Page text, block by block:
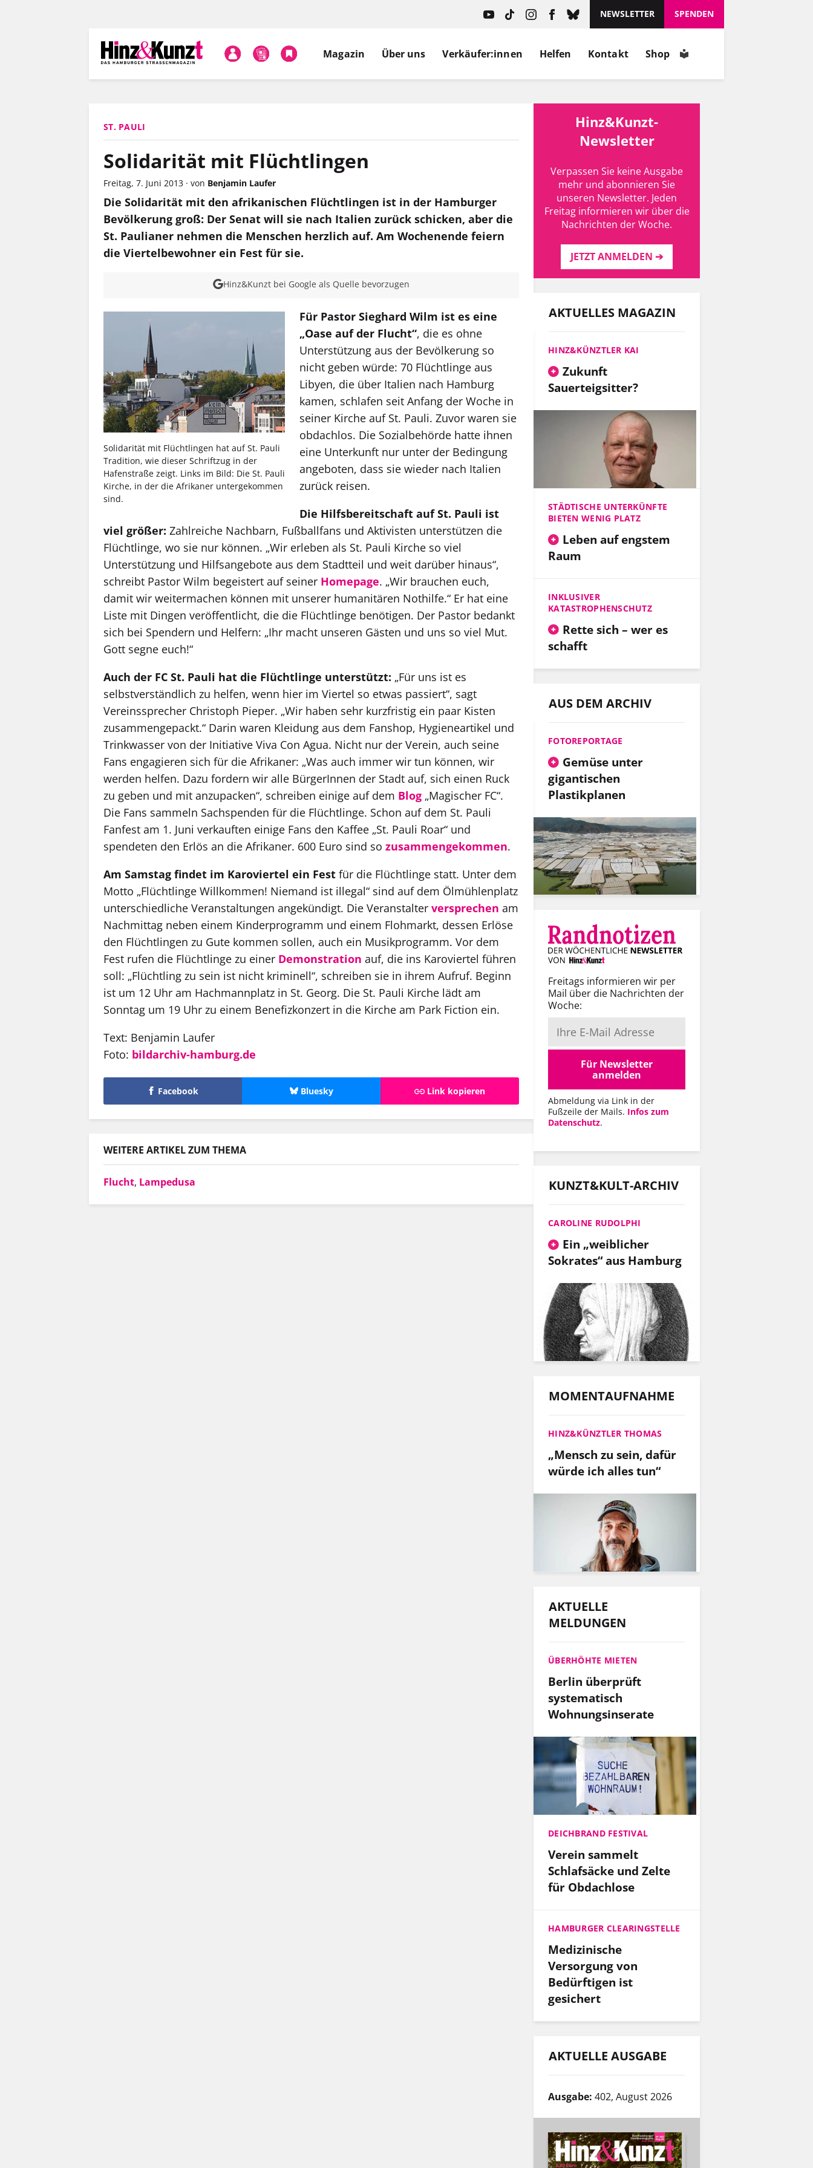
NEWSLETTER SPENDEN
Magazin Über uns Verkäufer:innen Helfen Kontakt Shop
ST. PAULI
Solidarität mit Flüchtlingen
Freitag, 7. Juni 2013 · von Benjamin Laufer
Die Solidarität mit den afrikanischen Flüchtlingen ist in der Hamburger
Bevölkerung groß: Der Senat will sie nach Italien zurück schicken, aber die
St. Paulianer nehmen die Menschen herzlich auf. Am Wochenende feiern
die Viertelbewohner ein Fest für sie.
Hinz&Kunzt bei Google als Quelle bevorzugen
Solidarität mit Flüchtlingen hat auf St. Pauli
Tradition, wie dieser Schriftzug in der
Hafenstraße zeigt. Links im Bild: Die St. Pauli
Kirche, in der die Afrikaner untergekommen
sind.
Für Pastor Sieghard Wilm ist es eine
„Oase auf der Flucht“, die es ohne
Unterstützung aus der Bevölkerung so
nicht geben würde: 70 Flüchtlinge aus
Libyen, die über Italien nach Hamburg
kamen, schlafen seit Anfang der Woche in
seiner Kirche auf St. Pauli. Zuvor waren sie
obdachlos. Die Sozialbehörde hatte ihnen
eine Unterkunft nur unter der Bedingung
angeboten, dass sie wieder nach Italien
zurück reisen.
Die Hilfsbereitschaft auf St. Pauli ist
viel größer: Zahlreiche Nachbarn, Fußballfans und Aktivisten unterstützen die
Flüchtlinge, wo sie nur können. „Wir erleben als St. Pauli Kirche so viel
Unterstützung und Hilfsangebote aus dem Stadtteil und weit darüber hinaus“,
schreibt Pastor Wilm begeistert auf seiner Homepage. „Wir brauchen euch,
damit wir weitermachen können mit unserer humanitären Nothilfe.“ Er hat eine
Liste mit Dingen veröffentlicht, die die Flüchtlinge benötigen. Der Pastor bedankt
sich bei Spendern und Helfern: „Ihr macht unseren Gästen und uns so viel Mut.
Gott segne euch!“
Auch der FC St. Pauli hat die Flüchtlinge unterstützt: „Für uns ist es
selbstverständlich zu helfen, wenn hier im Viertel so etwas passiert“, sagt
Vereinssprecher Christoph Pieper. „Wir haben sehr kurzfristig ein paar Kisten
zusammengepackt.“ Darin waren Kleidung aus dem Fanshop, Hygieneartikel und
Trinkwasser von der Initiative Viva Con Agua. Nicht nur der Verein, auch seine
Fans engagieren sich für die Afrikaner: „Was auch immer wir tun können, wir
werden helfen. Dazu fordern wir alle BürgerInnen der Stadt auf, sich einen Ruck
zu geben und mit anzupacken“, schreiben einige auf dem Blog „Magischer FC“.
Die Fans sammeln Sachspenden für die Flüchtlinge. Schon auf dem St. Pauli
Fanfest am 1. Juni verkauften einige Fans den Kaffee „St. Pauli Roar“ und
spendeten den Erlös an die Afrikaner. 600 Euro sind so zusammengekommen.
Am Samstag findet im Karoviertel ein Fest für die Flüchtlinge statt. Unter dem
Motto „Flüchtlinge Willkommen! Niemand ist illegal“ sind auf dem Ölmühlenplatz
unterschiedliche Veranstaltungen angekündigt. Die Veranstalter versprechen am
Nachmittag neben einem Kinderprogramm und einem Flohmarkt, dessen Erlöse
den Flüchtlingen zu Gute kommen sollen, auch ein Musikprogramm. Vor dem
Fest rufen die Flüchtlinge zu einer Demonstration auf, die ins Karoviertel führen
soll: „Flüchtling zu sein ist nicht kriminell“, schreiben sie in ihrem Aufruf. Beginn
ist um 12 Uhr am Hachmannplatz in St. Georg. Die St. Pauli Kirche lädt am
Sonntag um 19 Uhr zu einem Benefizkonzert in die Kirche am Park Fiction ein.
Text: Benjamin Laufer
Foto: bildarchiv-hamburg.de
Facebook Bluesky Link kopieren
WEITERE ARTIKEL ZUM THEMA
Flucht, Lampedusa
Hinz&Kunzt-
Newsletter
Verpassen Sie keine Ausgabe
mehr und abonnieren Sie
unseren Newsletter. Jeden
Freitag informieren wir über die
Nachrichten der Woche.
JETZT ANMELDEN ➔
AKTUELLES MAGAZIN
HINZ&KÜNZTLER KAI
Zukunft
Sauerteigsitter?
STÄDTISCHE UNTERKÜNFTE
BIETEN WENIG PLATZ
Leben auf engstem
Raum
INKLUSIVER
KATASTROPHENSCHUTZ
Rette sich – wer es
schafft
AUS DEM ARCHIV
FOTOREPORTAGE
Gemüse unter
gigantischen
Plastikplanen
Freitags informieren wir per
Mail über die Nachrichten der
Woche:
Für Newsletter
anmelden
Abmeldung via Link in der
Fußzeile der Mails. Infos zum
Datenschutz.
KUNZT&KULT-ARCHIV
CAROLINE RUDOLPHI
Ein „weiblicher
Sokrates“ aus Hamburg
MOMENTAUFNAHME
HINZ&KÜNZTLER THOMAS
„Mensch zu sein, dafür
würde ich alles tun“
AKTUELLE
MELDUNGEN
ÜBERHÖHTE MIETEN
Berlin überprüft
systematisch
Wohnungsinserate
DEICHBRAND FESTIVAL
Verein sammelt
Schlafsäcke und Zelte
für Obdachlose
HAMBURGER CLEARINGSTELLE
Medizinische
Versorgung von
Bedürftigen ist
gesichert
AKTUELLE AUSGABE
Ausgabe: 402, August 2026